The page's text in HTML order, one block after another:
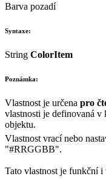
Barva pozadí
Syntaxe:
String ColorItem
Poznámka:
Vlastnost je určena pro
vlastnosti je definovaná v
objektu.
Vlastnost vrací nebo
"#RRGGBB".
Tato vlastnost je funkční i